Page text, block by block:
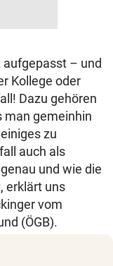
– und
Kollege oder
Dazu gehören
man gemeinhin
zu
auch als
und wie die
erklärt uns
vom
(ÖGB).